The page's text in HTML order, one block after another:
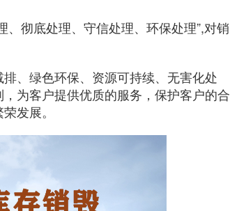
彻底处理、守信处理、环保处理”,对销
、绿色环保、资源可持续、无害化处
为客户提供优质的服务，保护客户的合
发展。